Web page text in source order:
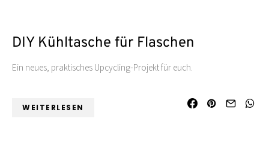
DIY Kühltasche für Flaschen
Ein neues, praktisches Upcycling-Projekt für euch.
WEITERLESEN